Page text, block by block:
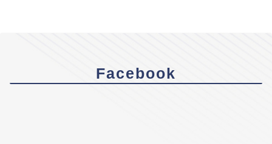
Facebook